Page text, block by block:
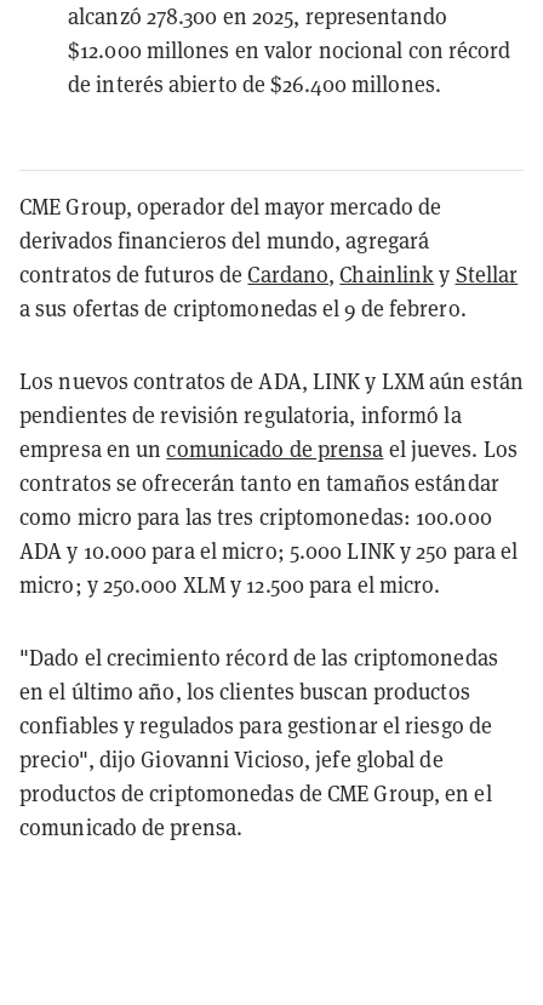
alcanzó 278.300 en 2025, representando
$12.000 millones en valor nocional con récord
de interés abierto de $26.400 millones.
CME Group, operador del mayor mercado de
derivados financieros del mundo, agregará
contratos de futuros deCardano,Chainlinky Stellar
a sus ofertas de criptomonedas el 9 de febrero.
Los nuevos contratos de ADA, LINK y LXM aún están
pendientes de revisión regulatoria, informó la
empresa en uncomunicado de prensa el jueves. Los
contratos se ofrecerán tanto en tamaños estándar
como micro para las tres criptomonedas: 100.000
ADA y 10.000 para el micro; 5.000 LINK y 250 para el
micro; y 250.000 XLM y 12.500 para el micro.
"Dado el crecimiento récord de las criptomonedas
en el último año, los clientes buscan productos
confiables y regulados para gestionar el riesgo de
precio", dijo Giovanni Vicioso, jefe global de
productos de criptomonedas de CME Group, en el
comunicado de prensa.